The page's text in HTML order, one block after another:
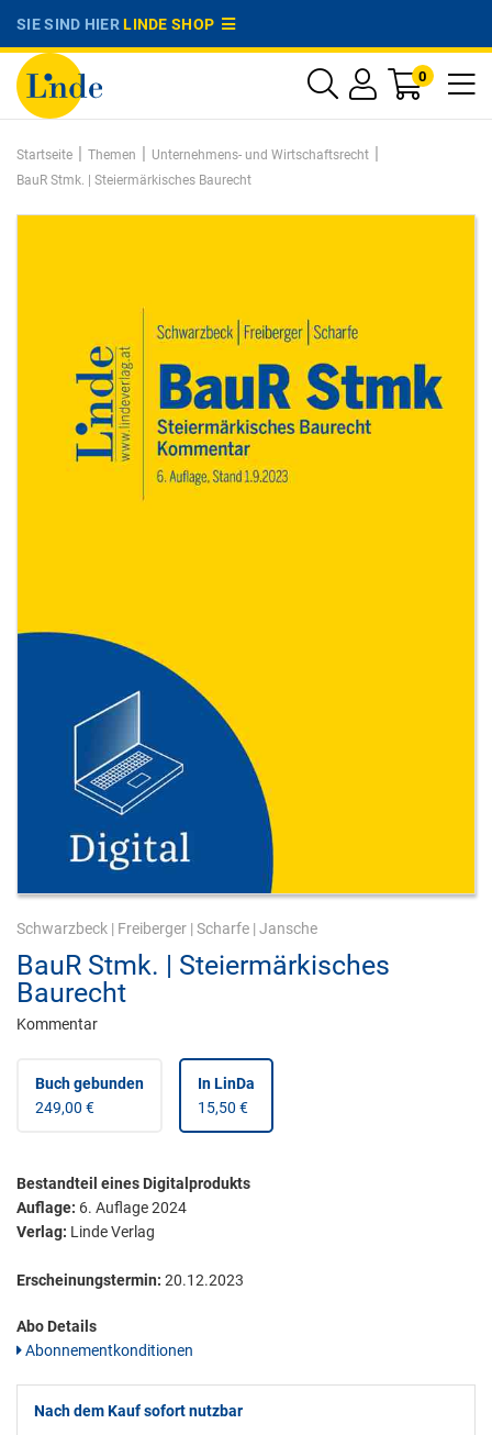
SIE SIND HIERLINDE SHOP
0
Startseite | Themen | Unternehmens- und Wirtschaftsrecht |
BauR Stmk. | Steiermärkisches Baurecht
Schwarzbeck | Freiberger | Scharfe | Jansche
BauR Stmk. | Steiermärkisches
Baurecht
Kommentar
Buch gebunden
249,00 €
In LinDa
15,50 €
Bestandteil eines Digitalprodukts
Auflage: 6. Auflage 2024
Verlag: Linde Verlag
Erscheinungstermin: 20.12.2023
Abo Details
Abonnementkonditionen
Nach dem Kauf sofort nutzbar